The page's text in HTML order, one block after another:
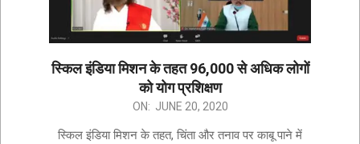
स्किल इंडिया मिशन के तहत 96,000 से अधिक लोगों
को योग प्रशिक्षण
ON: JUNE 20, 2020
स्किल इंडिया मिशन के तहत, चिंता और तनाव पर काबू पाने में